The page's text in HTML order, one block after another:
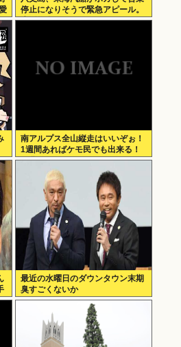
停止になりそうで緊急アピール。
生活物資が届かなくなるかも。ア
南アルプス全山縦走はいいぞぉ！
1週間あればケモ民でも出来る！
お盆休みにやってみなイカ？
最近の水曜日のダウンタウン末期
臭すごくないか